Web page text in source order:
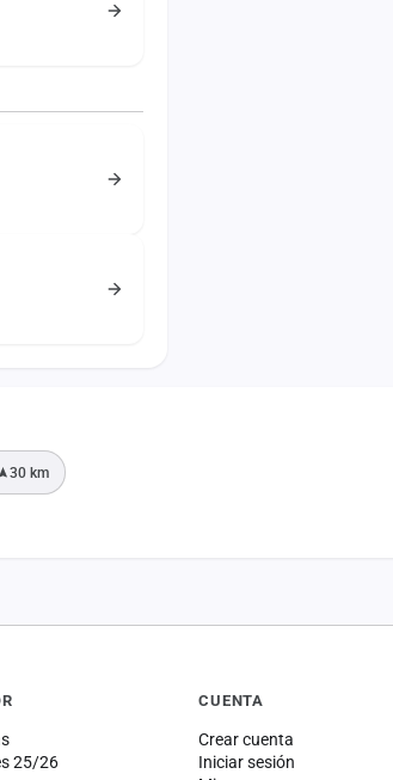
30 km
25/26
CUENTA
Crear cuenta
Iniciar sesión